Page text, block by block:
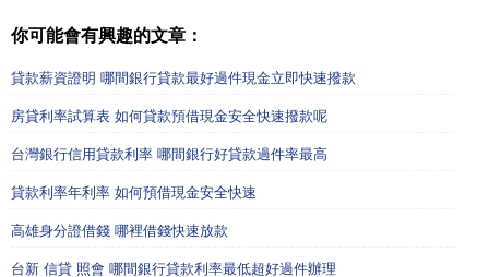
你可能會有興趣的文章：
貸款薪資證明 哪間銀行貸款最好過件現金立即快速撥款
房貸利率試算表 如何貸款預借現金安全快速撥款呢
台灣銀行信用貸款利率 哪間銀行好貸款過件率最高
貸款利率年利率 如何預借現金安全快速
高雄身分證借錢 哪裡借錢快速放款
台新 信貸 照會 哪間銀行貸款利率最低超好過件辦理